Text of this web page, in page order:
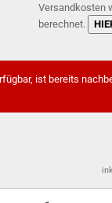
Versandkosten
berechnet.
ist bereits